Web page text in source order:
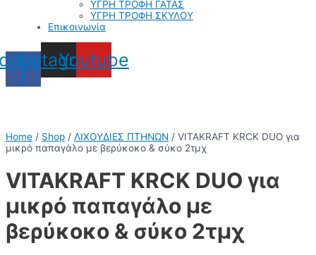
ΥΓΡΗ ΤΡΟΦΗ ΓΑΤΑΣ
ΥΓΡΗ ΤΡΟΦΗ ΣΚΥΛΟΥ
Επικοινωνία
f
Instagram
Youtube
Home / Shop / ΛΙΧΟΥΔΙΕΣ ΠΤΗΝΩΝ / VITAKRAFT KRCK DUO για
μικρό παπαγάλο με βερύκοκο & σύκο 2τμχ
VITAKRAFT KRCK DUO για
μικρό παπαγάλο με
βερύκοκο & σύκο 2τμχ